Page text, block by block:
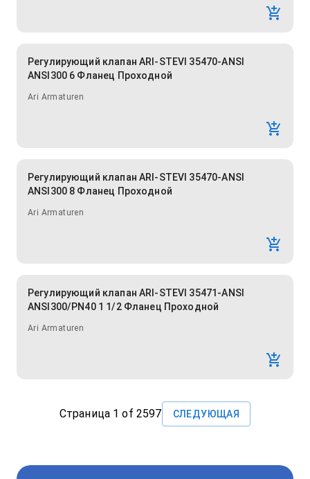
Регулирующий клапан ARI-STEVI 35470-ANSI
ANSI300 6 Фланец Проходной
Ari Armaturen
Регулирующий клапан ARI-STEVI 35470-ANSI
ANSI300 8 Фланец Проходной
Ari Armaturen
Регулирующий клапан ARI-STEVI 35471-ANSI
ANSI300/PN40 1 1/2 Фланец Проходной
Ari Armaturen
Страница 1 of 2597 СЛЕДУЮЩАЯ